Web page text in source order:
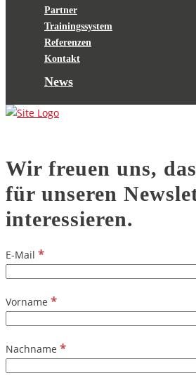
Partner
Trainingssystem
Referenzen
Kontakt
News
Wir freuen uns,
für unseren
interessieren.
E-Mail *
Vorname *
Nachname *